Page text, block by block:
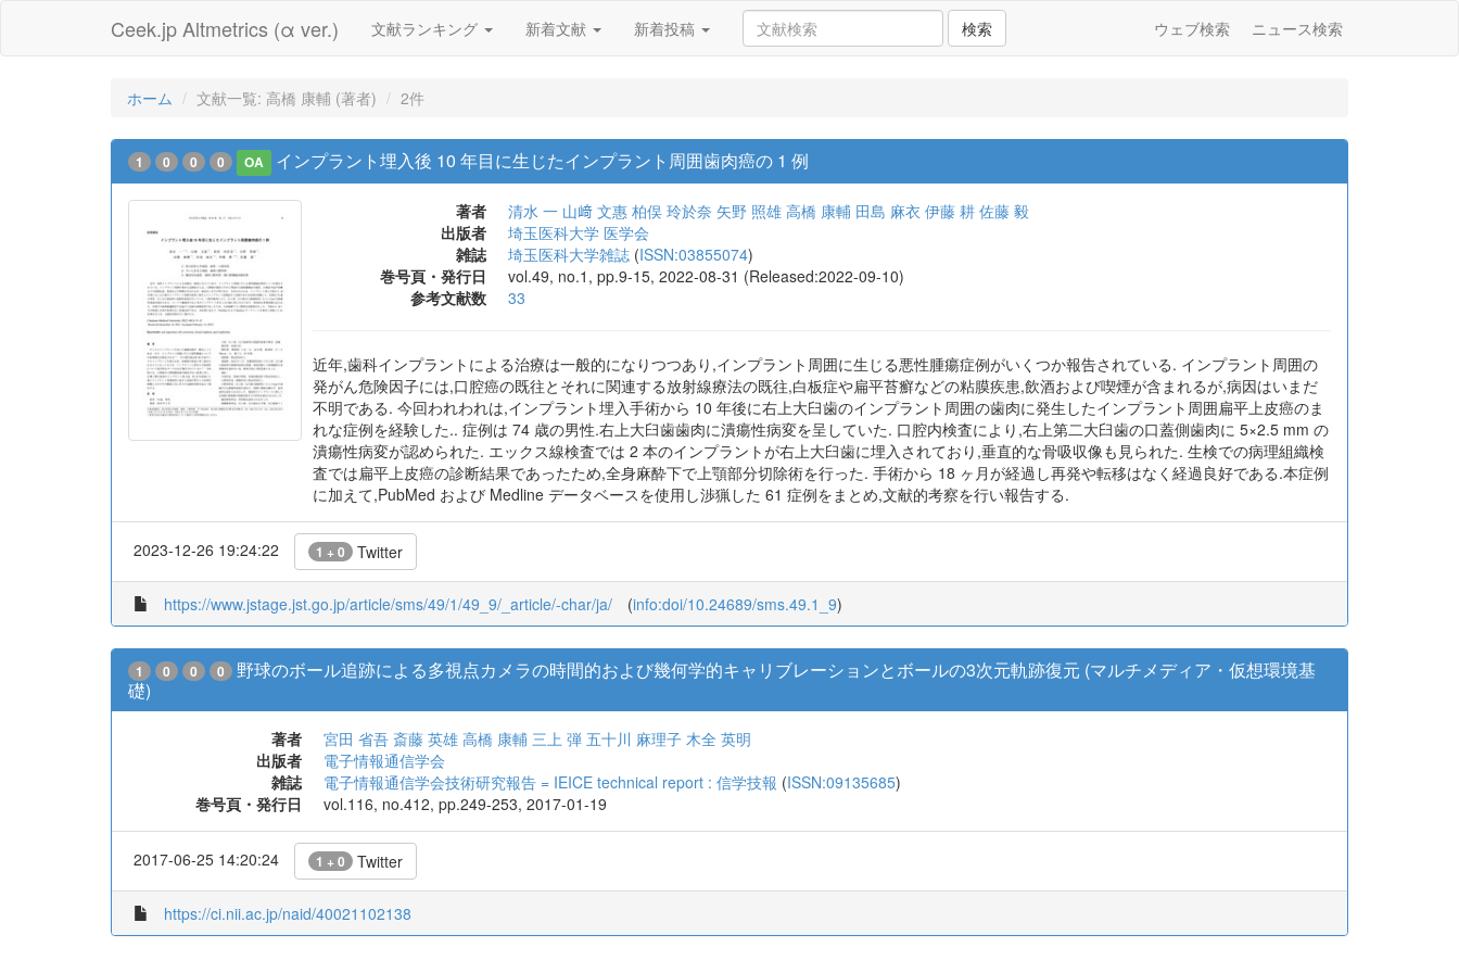
Ceek.jp Altmetrics (α ver.) 文献ランキング 新着文献 新着投稿 検索 ウェブ検索 ニュース検索
ホーム 文献一覧: 高橋 康輔 (著者) 2件
1 0 0 0 OA インプラント埋入後 10 年目に生じたインプラント周囲歯肉癌の 1 例
著者 清水 一 山﨑 文惠 柏俣 玲於奈 矢野 照雄 高橋 康輔 田島 麻衣 伊藤 耕 佐藤 毅
出版者
埼玉医科大学 医学会
雑誌
埼玉医科大学雑誌 (ISSN:03855074)
巻号頁・発行日
vol.49, no.1, pp.9-15, 2022-08-31 (Released:2022-09-10)
参考文献数
33
近年,歯科インプラントによる治療は一般的になりつつあり,インプラント周囲に生じる悪性腫瘍症例がいくつか報告されている. インプラント周囲の
発がん危険因子には,口腔癌の既往とそれに関連する放射線療法の既往,白板症や扁平苔癬などの粘膜疾患,飲酒および喫煙が含まれるが,病因はいまだ
不明である. 今回われわれは,インプラント埋入手術から 10 年後に右上大臼歯のインプラント周囲の歯肉に発生したインプラント周囲扁平上皮癌のま
れな症例を経験した.. 症例は 74 歳の男性.右上大臼歯歯肉に潰瘍性病変を呈していた. 口腔内検査により,右上第二大臼歯の口蓋側歯肉に 5×2.5 mm の
潰瘍性病変が認められた. エックス線検査では 2 本のインプラントが右上大臼歯に埋入されており,垂直的な骨吸収像も見られた. 生検での病理組織検
査では扁平上皮癌の診断結果であったため,全身麻酔下で上顎部分切除術を行った. 手術から 18 ヶ月が経過し再発や転移はなく経過良好である.本症例
に加えて,PubMed および Medline データベースを使用し渉猟した 61 症例をまとめ,文献的考察を行い報告する.
2023-12-26 19:24:22 1 + 0 Twitter
https://www.jstage.jst.go.jp/article/sms/49/1/49_9/_article/-char/ja/ (info:doi/10.24689/sms.49.1_9)
1 0 0 0
野球のボール追跡による多視点カメラの時間的および幾何学的キャリブレーションとボールの3次元軌跡復元 (マルチメディア・仮想環境基
礎)
著者 宮田 省吾 斎藤 英雄 高橋 康輔 三上 弾 五十川 麻理子 木全 英明
出版者
電子情報通信学会
雑誌
電子情報通信学会技術研究報告 = IEICE technical report : 信学技報 (ISSN:09135685)
巻号頁・発行日
vol.116, no.412, pp.249-253, 2017-01-19
2017-06-25 14:20:24 1 + 0 Twitter
https://ci.nii.ac.jp/naid/40021102138